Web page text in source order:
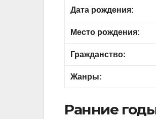
Дата рождения:
Место рождения:
Гражданство:
Жанры:
Ранние